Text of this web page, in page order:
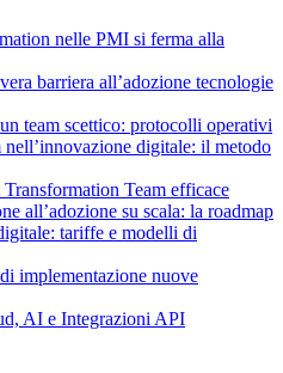
nelle PMI si ferma alla
barriera all’adozione tecnologie
team scettico: protocolli operativi
digitale: il metodo
Team efficace
all’adozione su scala: la roadmap
tariffe e modelli di
implementazione nuove
AI e Integrazioni API